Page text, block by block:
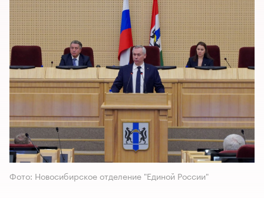
Фото: Новосибирское отделение "Единой России"